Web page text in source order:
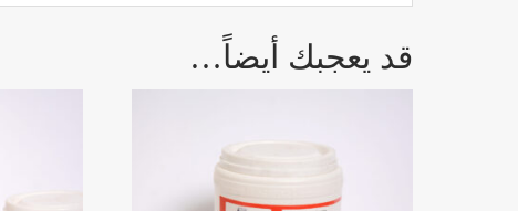
قد يعجبك أيضاً…